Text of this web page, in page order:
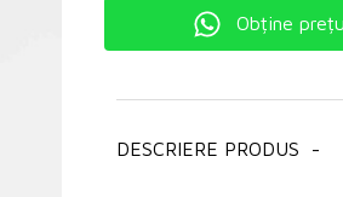
Obține
DESCRIERE PRODUS -